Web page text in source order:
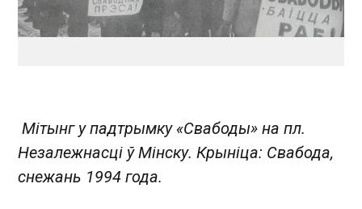
Мітынг у падтрымку «Свабоды» на пл.
Незалежнасці ў Мінску. Крыніца: Свабода,
снежань 1994 года.